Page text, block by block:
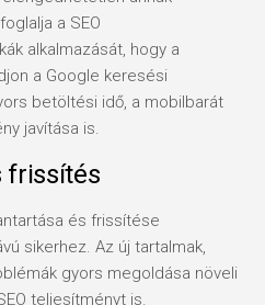
a SEO
alkalmazását, hogy a
a Google keresési
betöltési idő, a mobilbarát
javítása is.
frissítés
és frissítése
sikerhez. Az új tartalmak,
gyors megoldása növeli
teljesítményt is.